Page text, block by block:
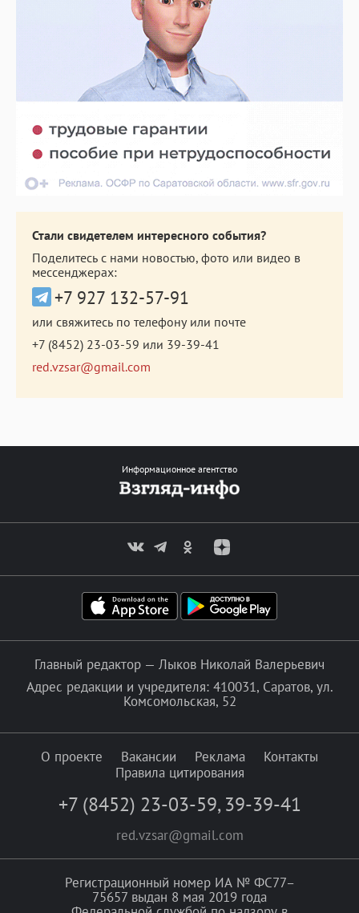
Стали свидетелем интересного события?
Поделитесь с нами новостью, фото или видео в
мессенджерах:
+7 927 132-57-91
или свяжитесь по телефону или почте
+7 (8452) 23-03-59 или 39-39-41
red.vzsar@gmail.com
Информационное агентство
Главный редактор — Лыков Николай Валерьевич
Адрес редакции и учредителя: 410031, Саратов, ул.
Комсомольская, 52
О проекте Вакансии Реклама
Контакты
Правила цитирования
+7 (8452) 23-03-59, 39-39-41
red.vzsar@gmail.com
Регистрационный номер ИА № ФС77–
75657 выдан 8 мая 2019 года